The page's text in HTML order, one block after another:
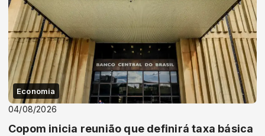
Economia
04/08/2026
Copom inicia reunião que definirá taxa básica